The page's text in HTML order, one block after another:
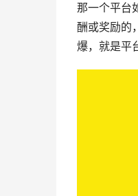
那一个平台
酬或奖励的
爆，就是平